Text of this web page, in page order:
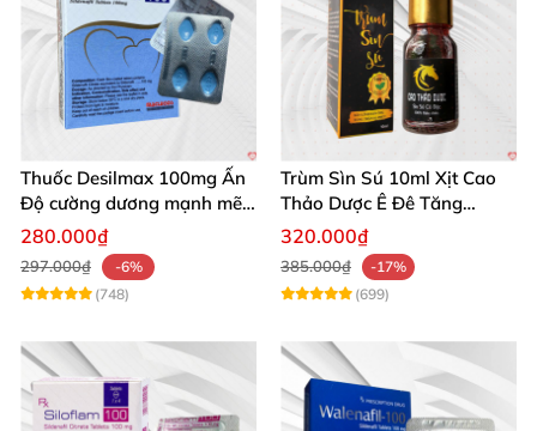
Thuốc Desilmax 100mg Ấn
Độ cường dương mạnh mẽ
tăng sinh lý phái mạnh
280.000₫
297.000₫
-6%
(748)
Trùm Sìn Sú 10ml Xịt Cao
Thảo Dược Ê Đê Tăng
Cường Sinh Lý
320.000₫
385.000₫
-17%
(699)